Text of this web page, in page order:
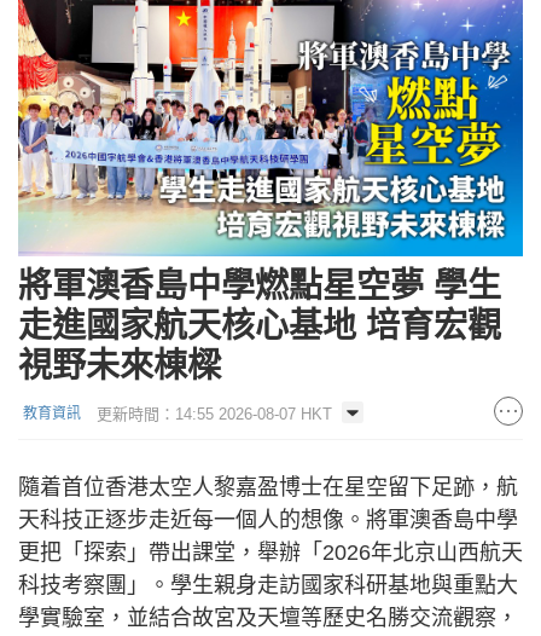
將軍澳香島中學燃點星空夢 學生
走進國家航天核心基地 培育宏觀
視野未來棟樑
教育資訊 更新時間：14:55 2026-08-07 HKT
隨着首位香港太空人黎嘉盈博士在星空留下足跡，航
天科技正逐步走近每一個人的想像。將軍澳香島中學
更把「探索」帶出課堂，舉辦「2026年北京山西航天
科技考察團」。學生親身走訪國家科研基地與重點大
學實驗室，並結合故宮及天壇等歷史名勝交流觀察，